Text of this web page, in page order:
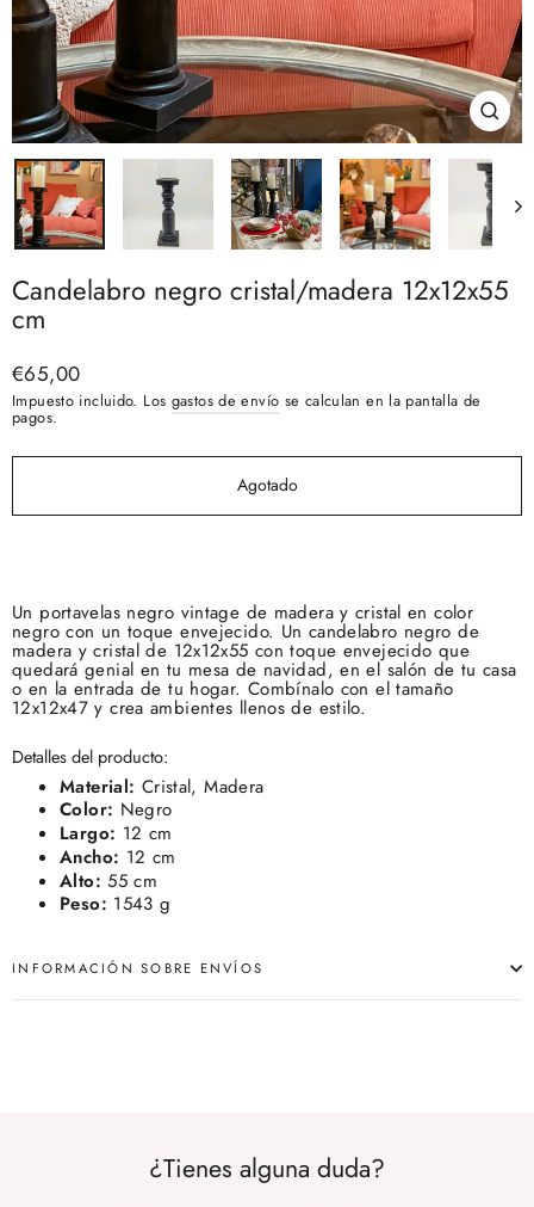
(esc)
Candelabro negro cristal/madera 12x12x55
cm
Precio
habitual
€65,00
Impuesto incluido. Los gastos de envío se calculan en la pantalla de
pagos.
Agotado
Un portavelas negro vintage de madera y cristal en color
negro con un toque envejecido. Un candelabro negro de
madera y cristal de 12x12x55 con toque envejecido que
quedará genial en tu mesa de navidad, en el salón de tu casa
o en la entrada de tu hogar. Combínalo con el tamaño
12x12x47 y crea ambientes llenos de estilo.
Detalles del producto:
Material: Cristal, Madera
Color: Negro
Largo: 12 cm
Ancho: 12 cm
Alto: 55 cm
Peso: 1543 g
INFORMACIÓN SOBRE ENVÍOS
¿Tienes alguna duda?